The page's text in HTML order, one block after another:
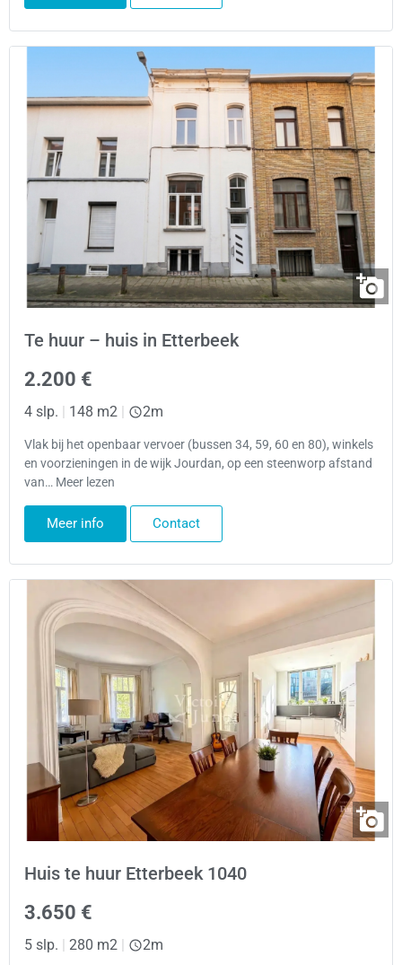
Te huur – huis in Etterbeek
2.200 €
4 slp. | 148 m2 | 2m
Vlak bij het openbaar vervoer (bussen 34, 59, 60 en 80), winkels
en voorzieningen in de wijk Jourdan, op een steenworp afstand
van… Meer lezen
Meer info Contact
Huis te huur Etterbeek 1040
3.650 €
5 slp. | 280 m2 | 2m